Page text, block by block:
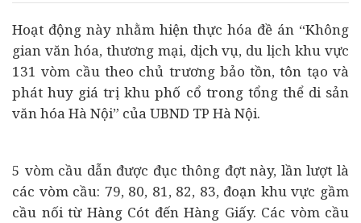
Hoạt động này nhằm hiện thực hóa đề án “Không
gian văn hóa, thương mại, dịch vụ, du lịch khu vực
131 vòm cầu theo chủ trương bảo tồn, tôn tạo và
phát huy giá trị khu phố cổ trong tổng thể di sản
văn hóa Hà Nội” của UBND TP Hà Nội.
5 vòm cầu dẫn được đục thông đợt này, lần lượt là
các vòm cầu: 79, 80, 81, 82, 83, đoạn khu vực gầm
cầu nối từ Hàng Cót đến Hàng Giấy. Các vòm cầu